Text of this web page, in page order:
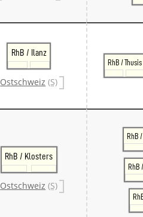
RhB / Ilanz
Ostschweiz (S)
RhB / Thusis
RhB / Klosters
Ostschweiz (S)
RhB
RhB